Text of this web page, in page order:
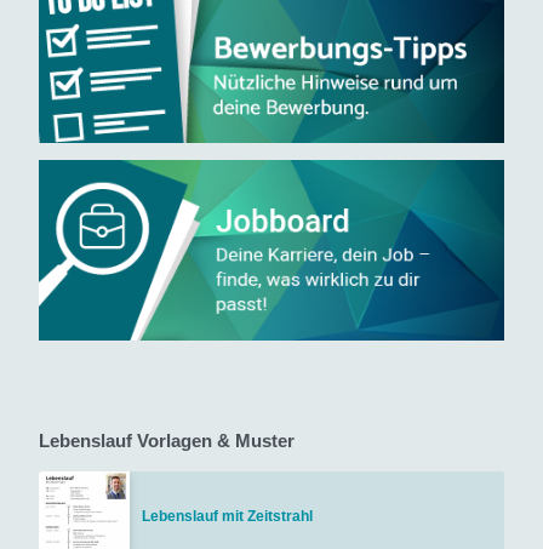
Lebenslauf Vorlagen & Muster
Lebenslauf mit Zeitstrahl